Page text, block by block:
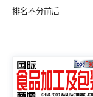
排名不分前后